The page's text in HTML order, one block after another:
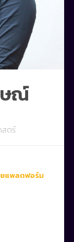
ษณ์
สตร์
แพลตฟอร์ม